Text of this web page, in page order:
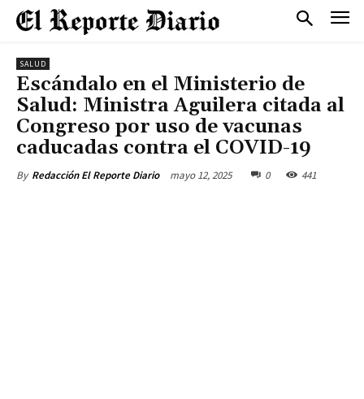
SALUD
Escándalo en el Ministerio de
Salud: Ministra Aguilera citada al
Congreso por uso de vacunas
caducadas contra el COVID-19
By Redacción El Reporte Diario mayo 12, 2025 0 441